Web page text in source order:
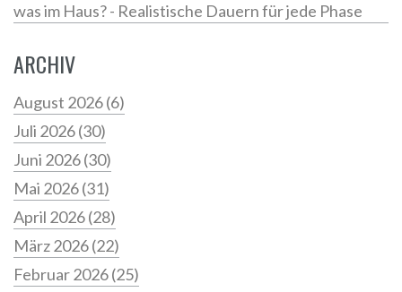
was im Haus? - Realistische Dauern für jede Phase
ARCHIV
August 2026(6)
Juli 2026(30)
Juni 2026(30)
Mai 2026(31)
April 2026(28)
März 2026(22)
Februar 2026(25)